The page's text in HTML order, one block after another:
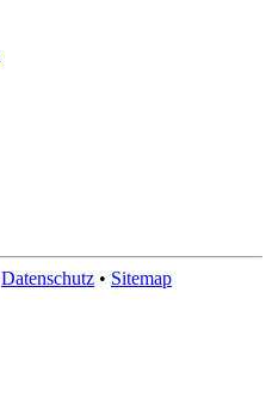
Datenschutz • Sitemap